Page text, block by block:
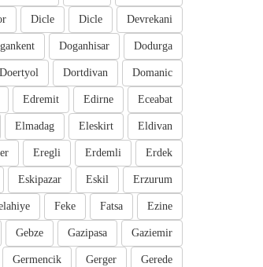
Devrekani
Dicle
Dicle
Dodurga
Doganhisar
Domanic
Dortdivan
Doertyol
Eceabat
Edirne
Edremit
Eldivan
Eleskirt
Elmadag
Erdek
Erdemli
Eregli
Erzurum
Eskil
Eskipazar
Ezine
Fatsa
Feke
Gaziemir
Gazipasa
Gebze
Gerede
Gerger
Germencik